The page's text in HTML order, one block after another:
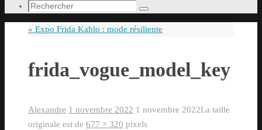
Recherche
:
Rechercher
« Expo Frida Kahlo : mode résiliente
frida_vogue_model_key
Alexandre 1 novembre 2022 1 novembre 2022La taille
originale est de 677 × 320 pixels